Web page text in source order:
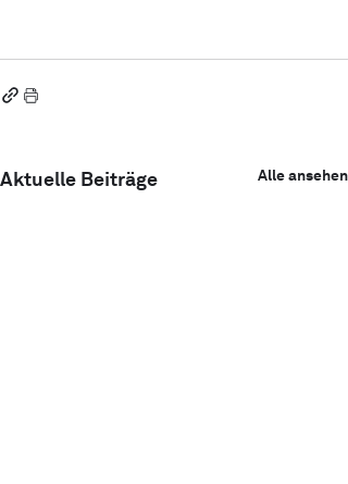
Aktuelle Beiträge Alle ansehen